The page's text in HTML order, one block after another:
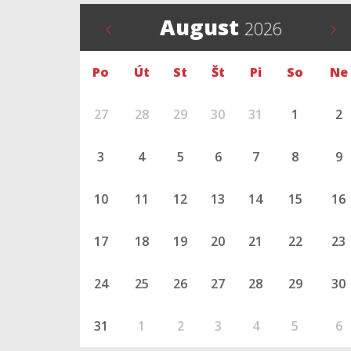
August 2026
Po Út St Št Pi So Ne
27 28 29 30 31 1 2
3 4 5 6 7 8 9
10 11 12 13 14 15 16
17 18 19 20 21 22 23
24 25 26 27 28 29 30
31 1 2 3 4 5 6